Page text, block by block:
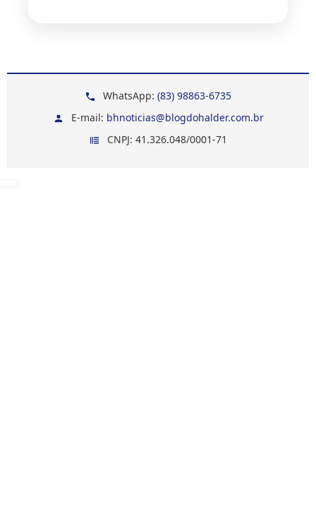
WhatsApp: (83) 98863-6735
E-mail: bhnoticias@blogdohalder.com.br
CNPJ: 41.326.048/0001-71